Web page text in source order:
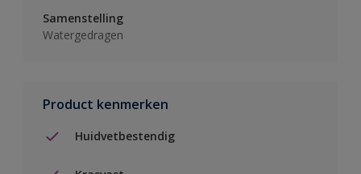
Samenstelling
Watergedragen
Product kenmerken
Huidvetbestendig